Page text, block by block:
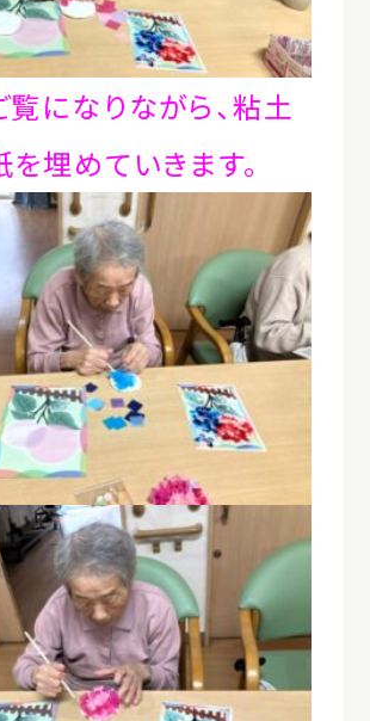
覧になりながら、粘土
埋めていきます。